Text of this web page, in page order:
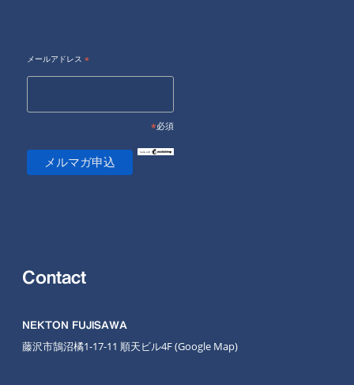
メールアドレス *
*必須
Contact
NEKTON FUJISAWA
藤沢市鵠沼橘1-17-11 順天ビル4F(Google Map)